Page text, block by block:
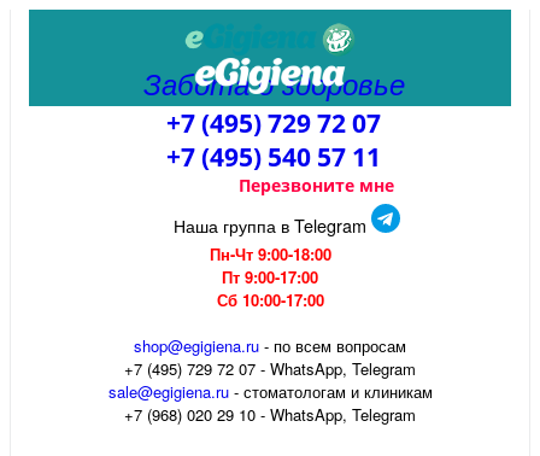
Забота о здоровье
+7 (495) 729 72 07
+7 (495) 540 57 11
Перезвоните мне
Наша группа в Telegram
Пн-Чт 9:00-18:00
Пт 9:00-17:00
Сб 10:00-17:00
shop@egigiena.ru - по всем вопросам
‎+7 (495) 729 72 07 - WhatsApp, Telegram
sale@egigiena.ru- стоматологам и клиникам
+7 (968) 020 29 10 - WhatsApp, Telegram